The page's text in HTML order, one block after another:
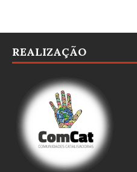
REALIZAÇÃO